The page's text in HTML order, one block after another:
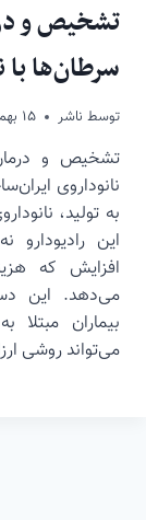
تشخیص و
سرطان‌ها با
توسط ناشر ۱۵ بهمن ۱۴۰۳
تشخیص و
نانوداروی
به تولید،
این
افزایش که
بیماران
می‌تواند روشی